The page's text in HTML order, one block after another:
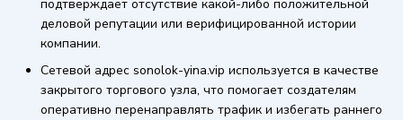
подтверждает отсутствие какой-либо положительной
деловой репутации или верифицированной истории
компании.
Сетевой адрес sonolok-yina.vip используется в качестве
закрытого торгового узла, что помогает создателям
оперативно перенаправлять трафик и избегать раннего